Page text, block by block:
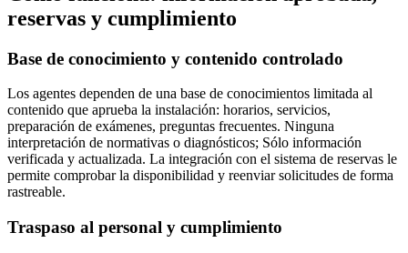
reservas y cumplimiento
Base de conocimiento y contenido controlado
Los agentes dependen de una base de conocimientos limitada al
contenido que aprueba la instalación: horarios, servicios,
preparación de exámenes, preguntas frecuentes. Ninguna
interpretación de normativas o diagnósticos; Sólo información
verificada y actualizada. La integración con el sistema de reservas le
permite comprobar la disponibilidad y reenviar solicitudes de forma
rastreable.
Traspaso al personal y cumplimiento